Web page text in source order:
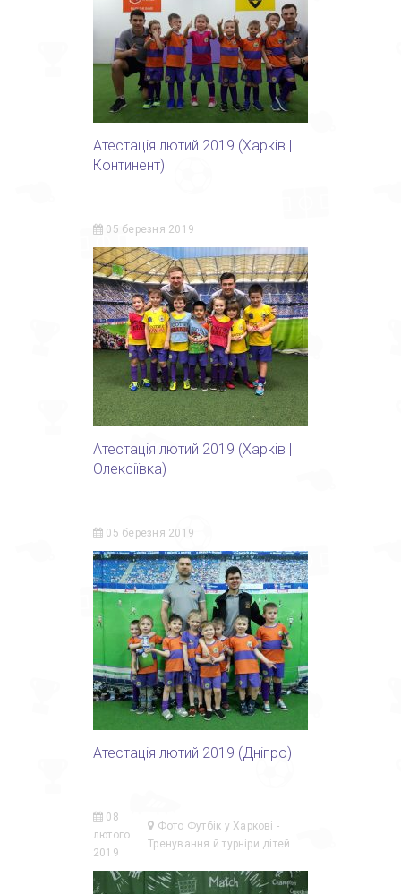
Атестація лютий 2019 (Харків |
Континент)
05 березня 2019
Атестація лютий 2019 (Харків |
Олексіївка)
05 березня 2019
Атестація лютий 2019 (Дніпро)
08
лютого
2019
Фото Футбік у Харкові -
Тренування й турніри дітей